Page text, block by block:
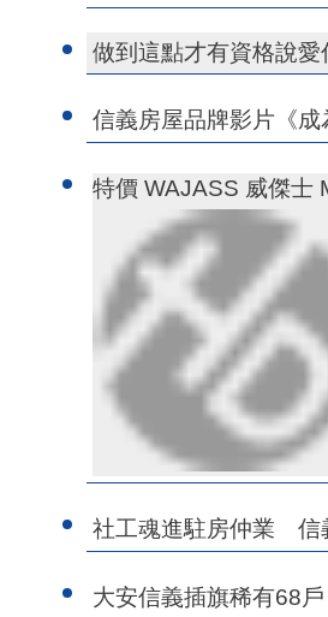
做到這點才有資格說愛
信義房屋品牌影片《
特價 WAJASS 威傑士
社工魂進駐房仲業 信
大安信義插旗稀有68